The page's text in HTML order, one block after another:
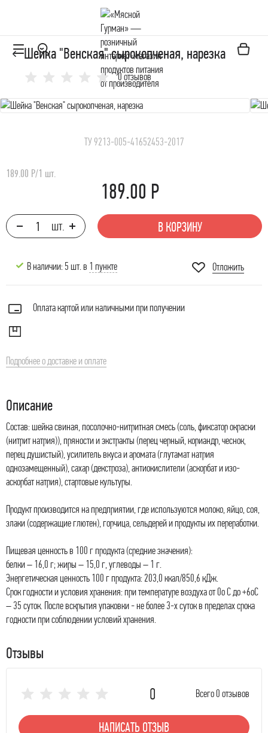
Шейка "Венская" сырокопченая, нарезка
0 отзывов
ТУ 9213-005-41652453-2017
189.00 Р/1 шт.
189.00 Р
В КОРЗИНУ
Отложить
В наличии: 5 шт. в 1 пункте
Оплата картой или наличными при получении
Подробнее о доставке и оплате
Описание
Состав: шейка свиная, посолочно-нитритная смесь (соль, фиксатор окраски
(нитрит натрия)), пряности и экстракты (перец черный, кориандр, чеснок,
перец душистый), усилитель вкуса и аромата (глутамат натрия
однозамещенный), сахар (декстроза), антиокислители (аскорбат и изо-
аскорбат натрия), стартовые культуры.
Продукт производится на предприятии, где используются молоко, яйцо, соя,
злаки (содержащие глютен), горчица, сельдерей и продукты их переработки.
Пищевая ценность в 100 г продукта (средние значения):
белки – 16,0 г; жиры – 15,0 г, углеводы – 1 г.
Энергетическая ценность 100 г продукта: 203,0 ккал/850,6 кДж.
Срок годности и условия хранения: при температуре воздуха от 0о С до +6оС
– 35 суток. После вскрытия упаковки - не более 3-х суток в пределах срока
годности при соблюдении условий хранения.
Отзывы
0 Всего 0 отзывов
НАПИСАТЬ ОТЗЫВ